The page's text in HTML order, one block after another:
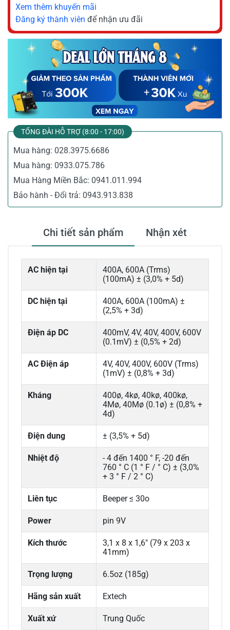
Xem thêm khuyến mãi
Đăng ký thành viên để nhận ưu đãi
TỔNG ĐÀI HỖ TRỢ (8:00 - 17:00)
Mua hàng: 028.3975.6686
Mua hàng: 0933.075.786
Mua Hàng Miền Bắc: 0941.011.994
Bảo hành - Đổi trả: 0943.913.838
Chi tiết sản phẩm Nhận xét
AC hiện tại
400A, 600A (Trms)
(100mA) ± (3,0% + 5d)
DC hiện tại
400A, 600A (100mA) ±
(2,5% + 3d)
Điện áp DC
400mV, 4V, 40V, 400V, 600V
(0.1mV) ± (0,5% + 2d)
AC Điện áp
4V, 40V, 400V, 600V (Trms)
(1mV) ± (0,8% + 3d)
Kháng
400ø, 4kø, 40kø, 400kø,
4Mø, 40Mø (0.1ø) ± (0,8% +
4d)
Điện dung ± (3,5% + 5d)
Nhiệt độ
- 4 đến 1400 ° F, -20 đến
760 ° C (1 ° F / ° C) ± (3,0%
+ 3 ° F / 2 ° C)
Liên tục Beeper ≤ 30o
Power pin 9V
Kích thước
3,1 x 8 x 1,6" (79 x 203 x
41mm)
Trọng lượng 6.5oz (185g)
Hãng sản xuất Extech
Xuất xứ Trung Quốc